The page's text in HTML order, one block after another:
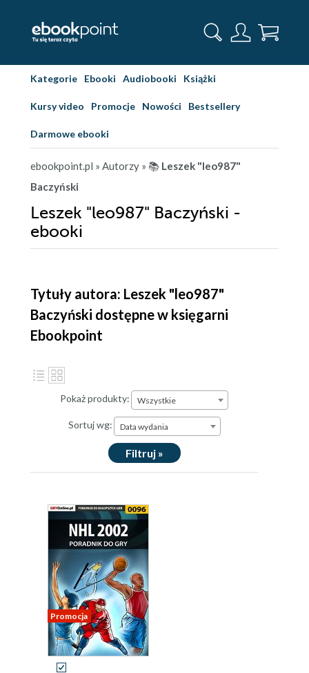
Kategorie Ebooki Audiobooki Książki
Kursy video Promocje Nowości Bestsellery
Darmowe ebooki
ebookpoint.pl » Autorzy » 📚 Leszek "leo987"
Baczyński
Leszek "leo987" Baczyński -
ebooki
Tytuły autora: Leszek "leo987"
Baczyński dostępne w księgarni
Ebookpoint
Pokaż produkty: Wszystkie
Sortuj wg: Data wydania
Filtruj »
Promocja